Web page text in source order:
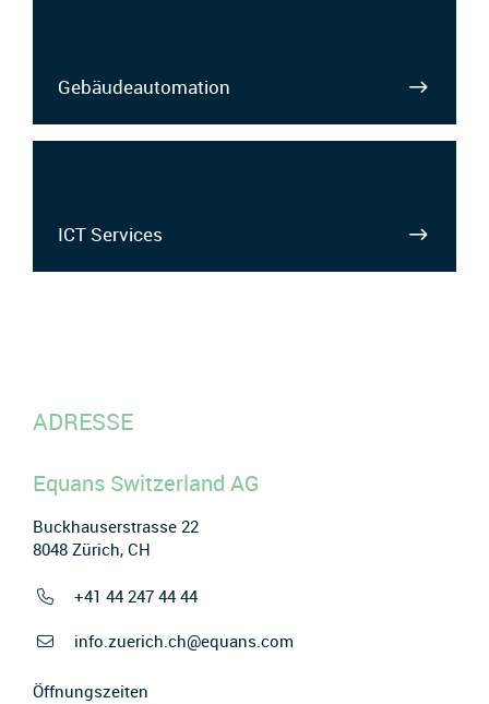
Gebäudeautomation
ICT Services
ADRESSE
Equans Switzerland AG
Buckhauserstrasse 22
8048 Zürich, CH
+41 44 247 44 44
info.zuerich.ch@equans.com
Öffnungszeiten